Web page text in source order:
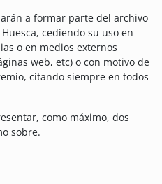
a formar parte del archivo
cediendo su uso en
o en medios externos
web, etc) o con motivo de
citando siempre en todos
como máximo, dos
sobre.